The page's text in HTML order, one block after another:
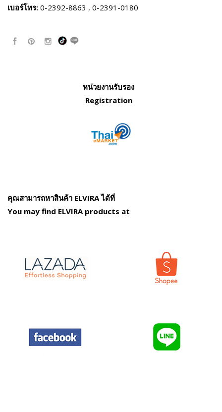
เบอร์โทร: 0-2392-8863 , 0-2391-0180
หน่วยงานรับรอง
Registration
คุณสามารถหาสินค้า ELVIRA ได้ที่
You may find ELVIRA products at